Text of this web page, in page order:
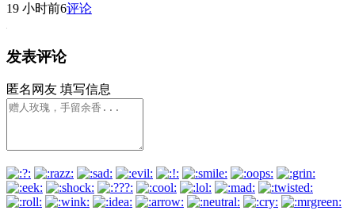
19 小时前6评论
发表评论
匿名网友 填写信息